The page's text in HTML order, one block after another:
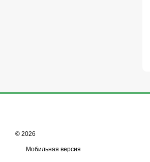
© 2026
Мобильная версия